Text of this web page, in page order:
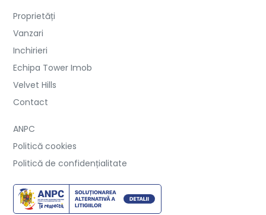
Proprietăți
Vanzari
Inchirieri
Echipa Tower Imob
Velvet Hills
Contact
ANPC
Politică cookies
Politică de confidențialitate